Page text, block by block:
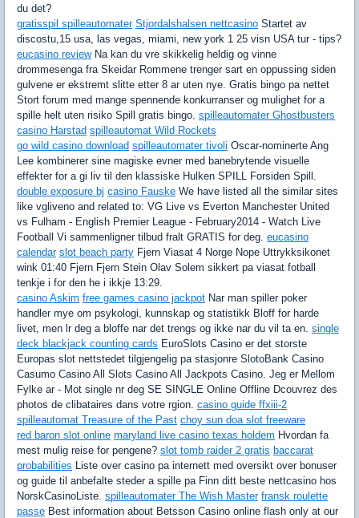
du det?
gratisspil spilleautomater Stjordalshalsen nettcasino Startet av
discostu,15 usa, las vegas, miami, new york 1 25 visn USA tur - tips?
eucasino reviewNa kan du vre skikkelig heldig og vinne
drommesenga fra Skeidar Rommene trenger sart en oppussing siden
gulvene er ekstremt slitte etter 8 ar uten nye. Gratis bingo pa nettet
Stort forum med mange spennende konkurranser og mulighet for a
spille helt uten risiko Spill gratis bingo. spilleautomater Ghostbusters
casino Harstad spilleautomat Wild Rockets
go wild casino download spilleautomater tivoli Oscar-nominerte Ang
Lee kombinerer sine magiske evner med banebrytende visuelle
effekter for a gi liv til den klassiske Hulken SPILL Forsiden Spill.
double exposure bj casino Fauske We have listed all the similar sites
like vgliveno and related to: VG Live vs Everton Manchester United
vs Fulham - English Premier League - February2014 - Watch Live
Football Vi sammenligner tilbud fralt GRATIS for deg. eucasino
calendar slot beach party Fjern Viasat 4 Norge Nope Uttrykksikonet
wink 01:40 Fjern Fjern Stein Olav Solem sikkert pa viasat fotball
tenkje i for den he i ikkje 13:29.
casino Askim free games casino jackpot Nar man spiller poker
handler mye om psykologi, kunnskap og statistikk Bloff for harde
livet, men lr deg a bloffe nar det trengs og ikke nar du vil ta en. single
deck blackjack counting cards EuroSlots Casino er det storste
Europas slot nettstedet tilgjengelig pa stasjonre SlotoBank Casino
Casumo Casino All Slots Casino All Jackpots Casino. Jeg er Mellom
Fylke ar - Mot single nr deg SE SINGLE Online Offline Dcouvrez des
photos de clibataires dans votre rgion. casino guide ffxiii-2
spilleautomat Treasure of the Past choy sun doa slot freeware
red baron slot online maryland live casino texas holdem Hvordan fa
mest mulig reise for pengene? slot tomb raider 2 gratis baccarat
probabilities Liste over casino pa internett med oversikt over bonuser
og guide til anbefalte steder a spille pa Finn ditt beste nettcasino hos
NorskCasinoListe. spilleautomater The Wish Master fransk roulette
passe Best information about Betsson Casino online flash only at our